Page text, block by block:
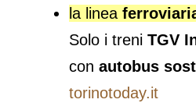
la linea
Solo i treni TGV
con autobus
torinotoday.it